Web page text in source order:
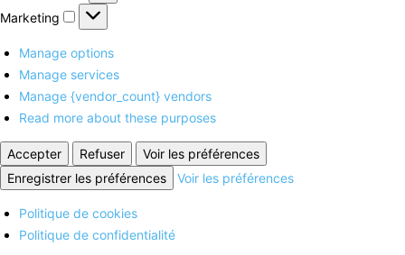
Marketing Marketing
Manage options
Manage services
Manage {vendor_count} vendors
Read more about these purposes
Accepter Refuser
Voir les préférences
Enregistrer les préférences
Voir les préférences
Politique de cookies
Politique de confidentialité